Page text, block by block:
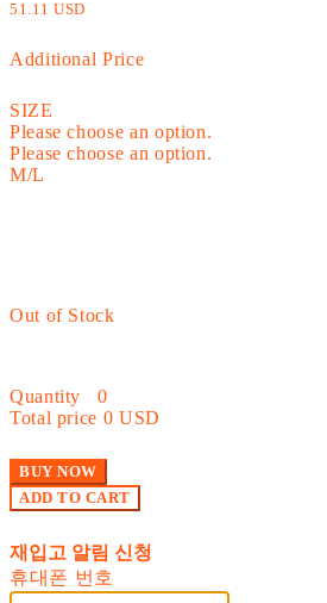
51.11 USD
Additional Price
SIZE
Please choose an option.
Please choose an option.
M/L
Out of Stock
Quantity
0
Total price 0 USD
BUY NOW
ADD TO CART
재입고 알림 신청
휴대폰 번호